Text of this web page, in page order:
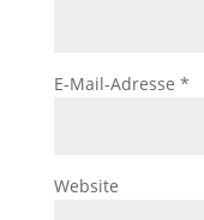
E-Mail-Adresse *
Website